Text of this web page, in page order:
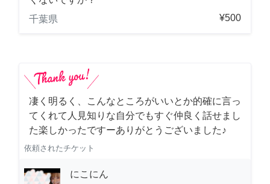
千葉県
¥500
凄く明るく、こんなところがいいとか的確に言っ
てくれて人見知りな自分でもすぐ仲良く話せまし
た楽しかったですーありがとうございました♪
依頼されたチケット
にこにん